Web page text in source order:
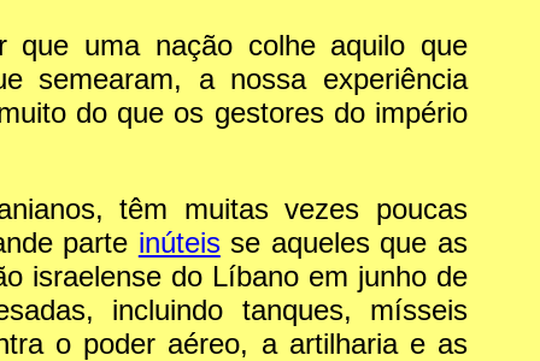
que uma nação colhe aquilo que
semearam, a nossa experiência
do que os gestores do império
têm muitas vezes poucas
parte inúteisse aqueles que as
israelense do Líbano em junho de
incluindo tanques, mísseis
o poder aéreo, a artilharia e as